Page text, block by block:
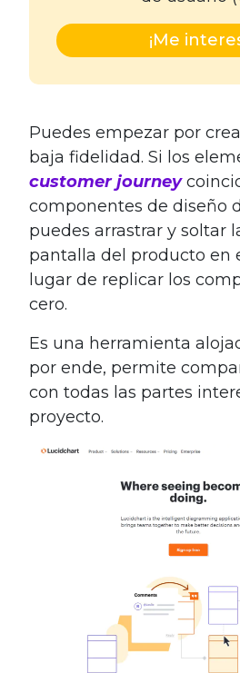
¡Me
Puedes empezar por
baja fidelidad. Si los
customer journey
componentes de diseño
puedes arrastrar y soltar
pantalla del producto en
lugar de replicar los
cero.
Es una herramienta
por ende, permite
con todas las partes
proyecto.